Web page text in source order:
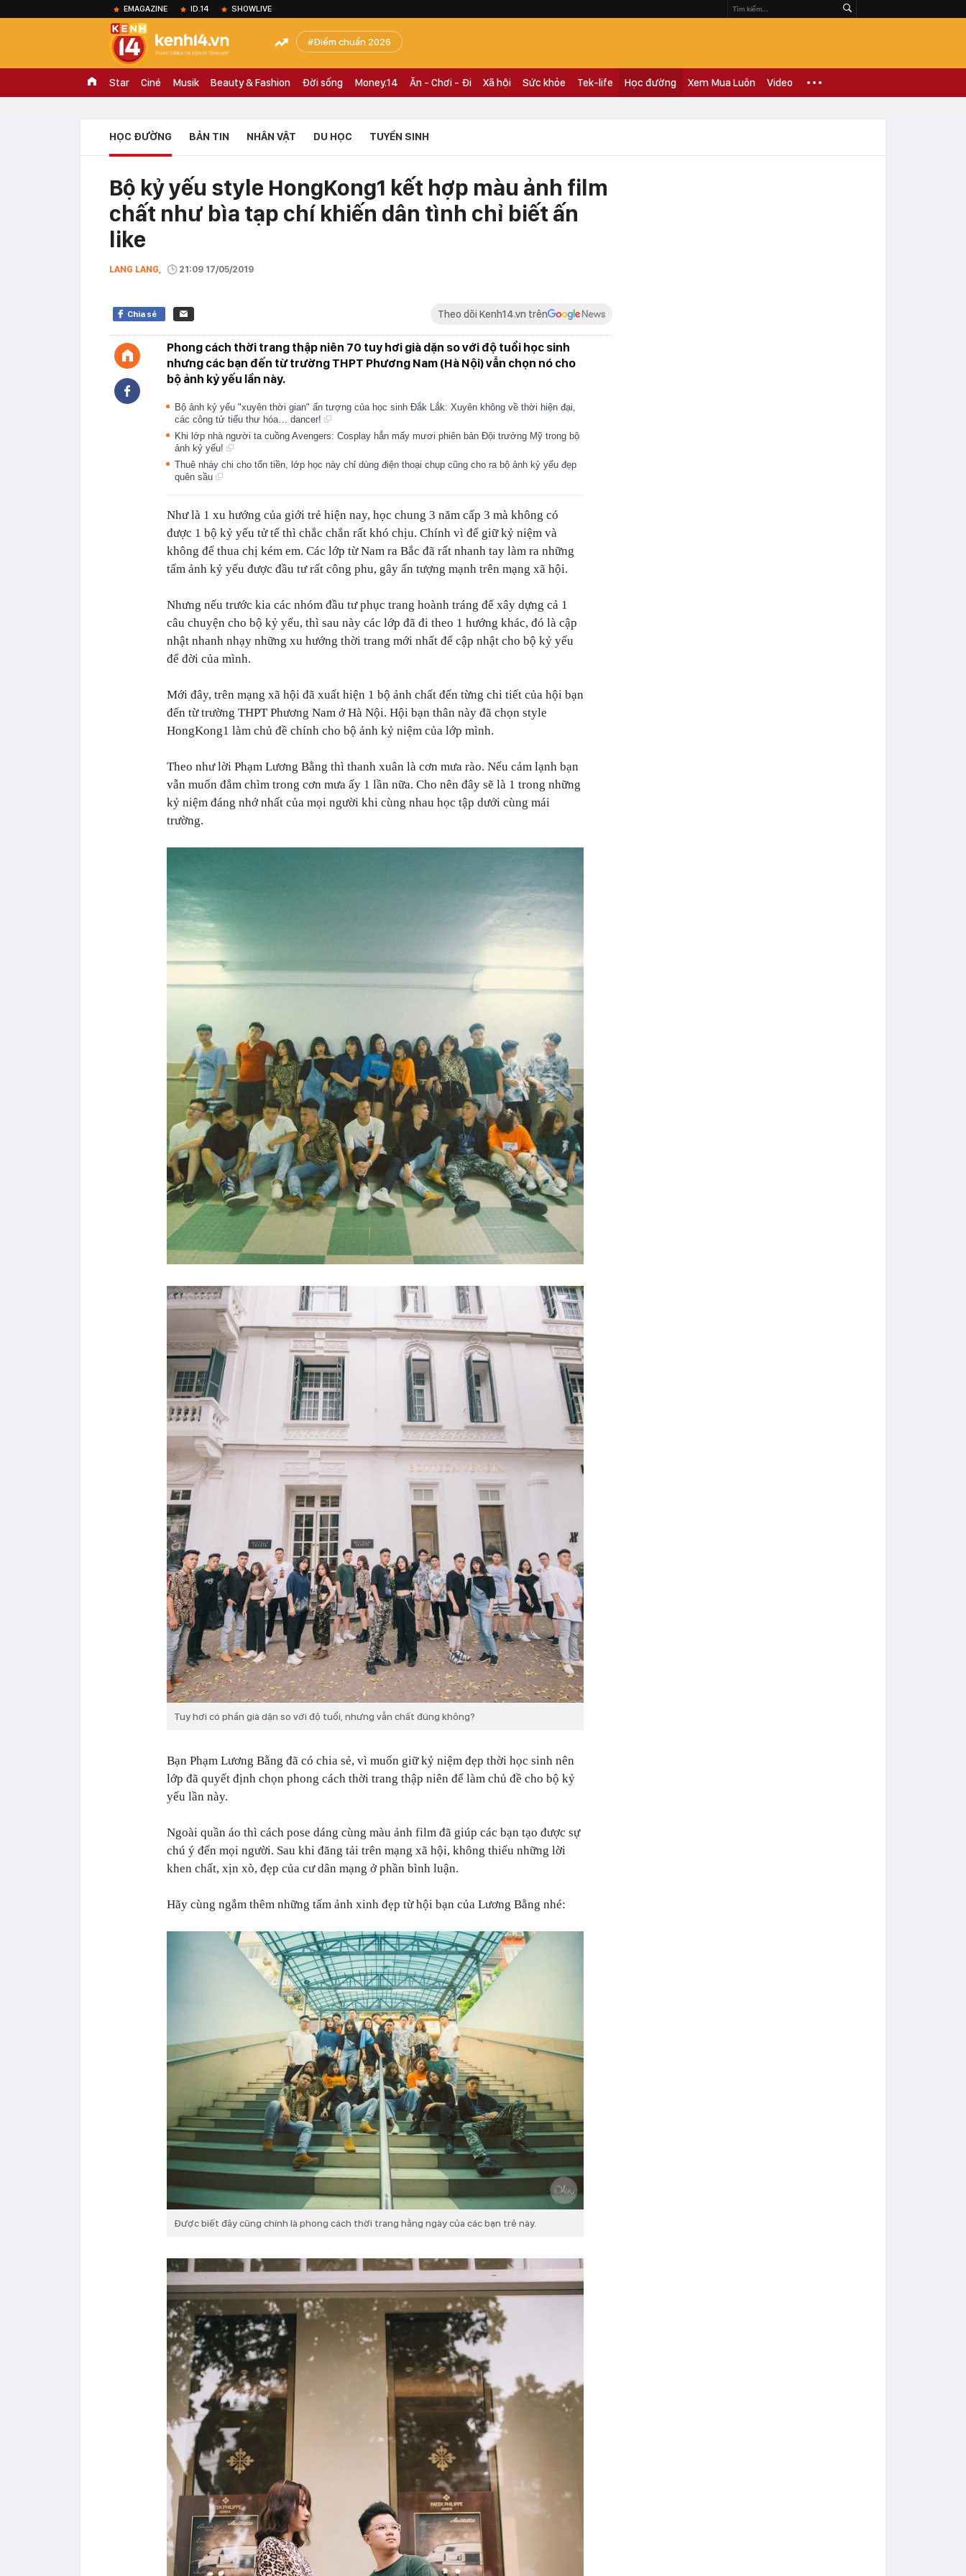
EMAGAZINE ID.14 SHOWLIVE
Điểm chuẩn 2026
Star Ciné Musik Beauty & Fashion Đời sống Money.14 Ăn - Chơi - Đi Xã hội Sức khỏe Tek-life Học đường Xem Mua Luôn Video
HỌC ĐƯỜNG BẢN TIN NHÂN VẬT DU HỌC TUYỂN SINH
Bộ kỷ yếu style HongKong1 kết hợp màu ảnh film
chất như bìa tạp chí khiến dân tình chỉ biết ấn
like
LANG LANG, 21:09 17/05/2019
Chia sẻ Theo dõi Kenh14.vn trên
Phong cách thời trang thập niên 70 tuy hơi già dặn so với độ tuổi học sinh
nhưng các bạn đến từ trường THPT Phương Nam (Hà Nội) vẫn chọn nó cho
bộ ảnh kỷ yếu lần này.
Bộ ảnh kỷ yếu "xuyên thời gian" ấn tượng của học sinh Đắk Lắk: Xuyên không về thời hiện đại,
các công tử tiểu thư hóa… dancer!
Khi lớp nhà người ta cuồng Avengers: Cosplay hẳn mấy mươi phiên bản Đội trưởng Mỹ trong bộ
ảnh kỷ yếu!
Thuê nháy chi cho tốn tiền, lớp học này chỉ dùng điện thoại chụp cũng cho ra bộ ảnh kỷ yếu đẹp
quên sầu
Như là 1 xu hướng của giới trẻ hiện nay, học chung 3 năm cấp 3 mà không có
được 1 bộ kỷ yếu tử tế thì chắc chắn rất khó chịu. Chính vì để giữ kỷ niệm và
không để thua chị kém em. Các lớp từ Nam ra Bắc đã rất nhanh tay làm ra những
tấm ảnh kỷ yếu được đầu tư rất công phu, gây ấn tượng mạnh trên mạng xã hội.
Nhưng nếu trước kia các nhóm đầu tư phục trang hoành tráng để xây dựng cả 1
câu chuyện cho bộ kỷ yếu, thì sau này các lớp đã đi theo 1 hướng khác, đó là cập
nhật nhanh nhạy những xu hướng thời trang mới nhất để cập nhật cho bộ kỷ yếu
để đời của mình.
Mới đây, trên mạng xã hội đã xuất hiện 1 bộ ảnh chất đến từng chi tiết của hội bạn
đến từ trường THPT Phương Nam ở Hà Nội. Hội bạn thân này đã chọn style
HongKong1 làm chủ đề chính cho bộ ảnh kỷ niệm của lớp mình.
Theo như lời Phạm Lương Bằng thì thanh xuân là cơn mưa rào. Nếu cảm lạnh bạn
vẫn muốn đắm chìm trong cơn mưa ấy 1 lần nữa. Cho nên đây sẽ là 1 trong những
kỷ niệm đáng nhớ nhất của mọi người khi cùng nhau học tập dưới cùng mái
trường.
Tuy hơi có phần già dặn so với độ tuổi, nhưng vẫn chất đúng không?
Bạn Phạm Lương Bằng đã có chia sẻ, vì muốn giữ kỷ niệm đẹp thời học sinh nên
lớp đã quyết định chọn phong cách thời trang thập niên để làm chủ đề cho bộ kỷ
yếu lần này.
Ngoài quần áo thì cách pose dáng cùng màu ảnh film đã giúp các bạn tạo được sự
chú ý đến mọi người. Sau khi đăng tải trên mạng xã hội, không thiếu những lời
khen chất, xịn xò, đẹp của cư dân mạng ở phần bình luận.
Hãy cùng ngắm thêm những tấm ảnh xinh đẹp từ hội bạn của Lương Bằng nhé:
Được biết đây cũng chính là phong cách thời trang hằng ngày của các bạn trẻ này.